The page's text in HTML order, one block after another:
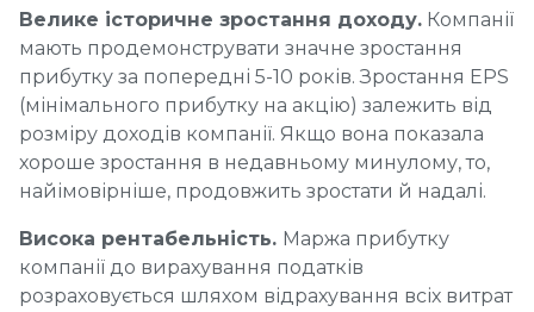
Велике історичне зростання доходу. Компанії
мають продемонструвати значне зростання
прибутку за попередні 5-10 років. Зростання EPS
(мінімального прибутку на акцію) залежить від
розміру доходів компанії. Якщо вона показала
хороше зростання в недавньому минулому, то,
найімовірніше, продовжить зростати й надалі.
Висока рентабельність. Маржа прибутку
компанії до вирахування податків
розраховується шляхом відрахування всіх витрат